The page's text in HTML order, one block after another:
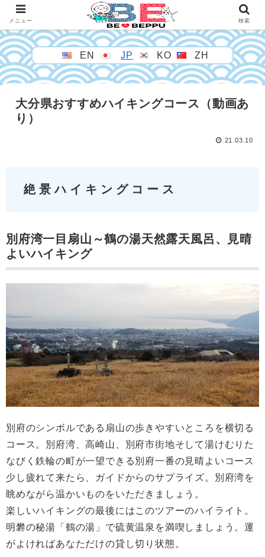
EN JP KO ZH
大分県おすすめハイキングコース（動画あ
り）
21.03.10
絶景ハイキングコース
別府湾一目扇山～鶴の湯天然露天風呂、見晴
よいハイキング
別府のシンボルである扇山の歩きやすいところを横切る
コース。別府湾、高崎山、別府市街地そして湯けむりた
なびく鉄輪の町が一望できる別府一番の見晴よいコース
少し疲れて来たら、ガイドからのサプライズ。別府湾を
眺めながら温かいものをいただきましょう。
楽しいハイキングの最後にはこのツアーのハイライト。
明礬の秘湯「鶴の湯」で硫黄温泉を満喫しましょう。運
がよければあなただけの貸し切り状態。
メニュー 検索